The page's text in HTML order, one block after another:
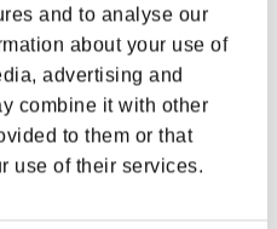
and to analyse our
about your use of
advertising and
combine it with other
to them or that
use of their services.